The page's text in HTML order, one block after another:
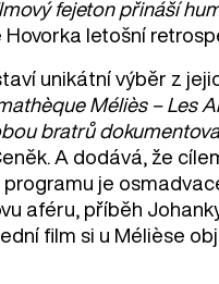
fejeton přináší
letošní
unikátní výběr z
Méliès – Les
bratrů
A dodává, že
je
aféru, příběh
film si u Mélièse